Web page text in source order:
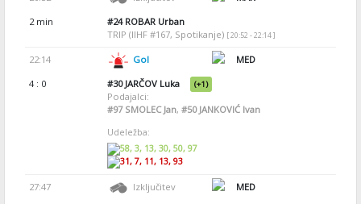
2 min
#24ROBAR Urban
TRIP (IIHF #167, Spotikanje) [ 20:52 - 22:14 ]
22:14 Gol
MED
4 : 0
#30JARČOV Luka (+1)
Podajalci:
#97SMOLEC Jan, #50JANKOVIĆ Ivan
Udeležba:
58, 3, 13, 30, 50, 97
31, 7, 11, 13, 93
27:47 Izključitev
MED